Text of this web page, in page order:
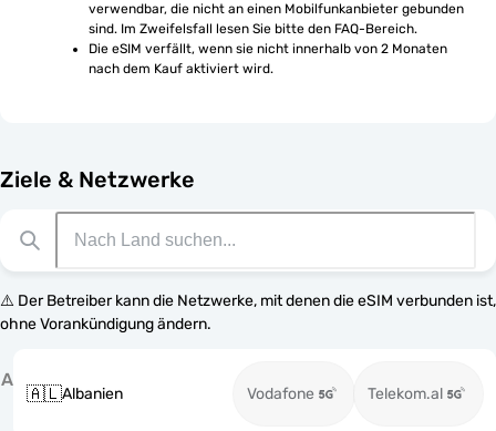
verwendbar, die nicht an einen Mobilfunkanbieter gebunden
sind. Im Zweifelsfall lesen Sie bitte den FAQ-Bereich.
Die eSIM verfällt, wenn sie nicht innerhalb von 2 Monaten
nach dem Kauf aktiviert wird.
Ziele & Netzwerke
⚠️ Der Betreiber kann die Netzwerke, mit denen die eSIM verbunden ist,
ohne Vorankündigung ändern.
A
🇦🇱Albanien Vodafone Telekom.al